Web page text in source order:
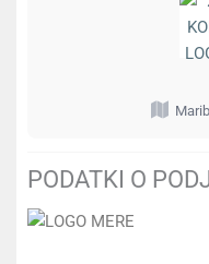
PODATKI O